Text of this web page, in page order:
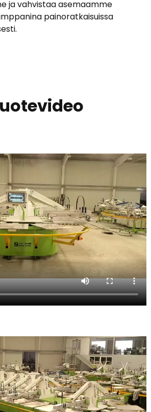
ja vahvistaa asemaamme
painoratkaisuissa